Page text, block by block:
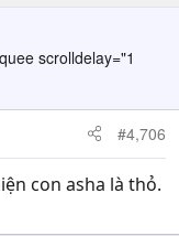
scrolldelay="1
#4,706
con asha là thỏ.